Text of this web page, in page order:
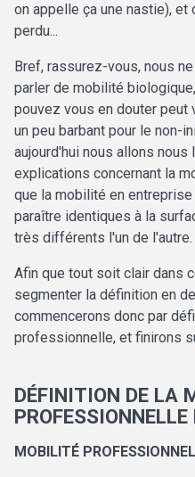
on appelle ça une nastie),
perdu...
Bref, rassurez-vous, nous
parler de mobilité
pouvez vous en douter
un peu barbant pour le non-
aujourd'hui nous allons nous
explications concernant la
que la mobilité en
paraître identiques à la
très différents l'un de l'autre.
Afin que tout soit clair dans
segmenter la définition en
commencerons donc par
professionnelle, et finirons
DÉFINITION DE LA
MOBILITÉ